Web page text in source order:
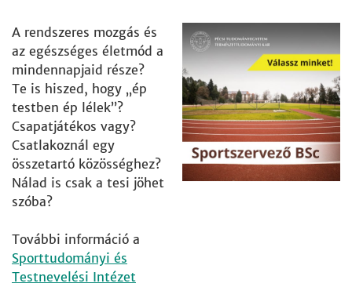
A rendszeres mozgás és
az egészséges életmód a
mindennapjaid része?
Te is hiszed, hogy „ép
testben ép lélek”?
Csapatjátékos vagy?
Csatlakoznál egy
összetartó közösséghez?
Nálad is csak a tesi jöhet
szóba?
További információ a
Sporttudományi és
Testnevelési Intézet